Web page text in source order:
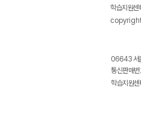
학습지원
06643 서
통신판매
학습지원